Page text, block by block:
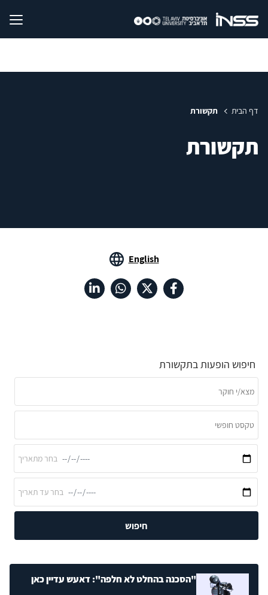
דף הבית תקשורת
תקשורת
English
חיפוש הופעות בתקשורת
חיפוש
"הסכנה בהחלט לא חלפה": דאעש עדיין כאן